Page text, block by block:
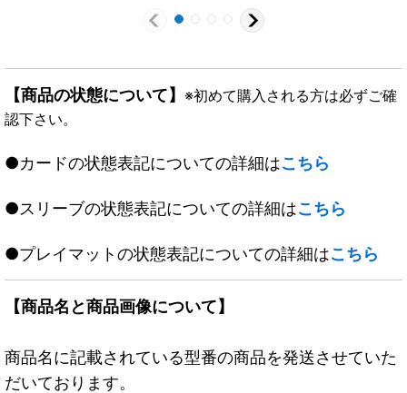
【商品の状態について】 ※初めて購入される方は必ずご確
認下さい。
●カードの状態表記についての詳細はこちら
●スリーブの状態表記についての詳細はこちら
●プレイマットの状態表記についての詳細はこちら
【商品名と商品画像について】
商品名に記載されている型番の商品を発送させていた
だいております。